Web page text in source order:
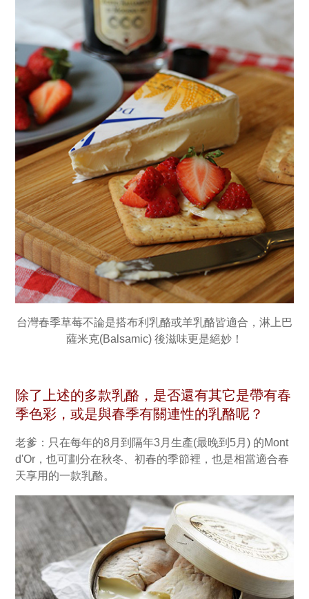
台灣春季草莓不論是搭布利乳酪或羊乳酪皆適合，淋上巴
薩米克(Balsamic) 後滋味更是絕妙！
除了上述的多款乳酪，是否還有其它是帶有春
季色彩，或是與春季有關連性的乳酪呢？
老爹：只在每年的8月到隔年3月生產(最晚到5月) 的Mont
d'Or，也可劃分在秋冬、初春的季節裡，也是相當適合春
天享用的一款乳酪。